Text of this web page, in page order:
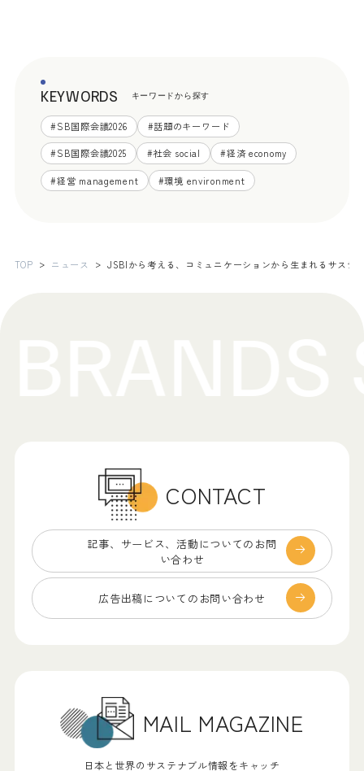
KEYWORDS キーワードから探す
#SB国際会議2026 #話題のキーワード
#SB国際会議2025 #社会 social #経済 economy
#経営 management #環境 environment
TOP ニュース JSBIから考える、コミュニケーションから生まれるサステ
CONTACT
記事、サービス、 活動についてのお問
い合わせ
広告出稿についての お問い合わせ
MAIL MAGAZINE
日本と世界のサステナブル情報をキャッチ